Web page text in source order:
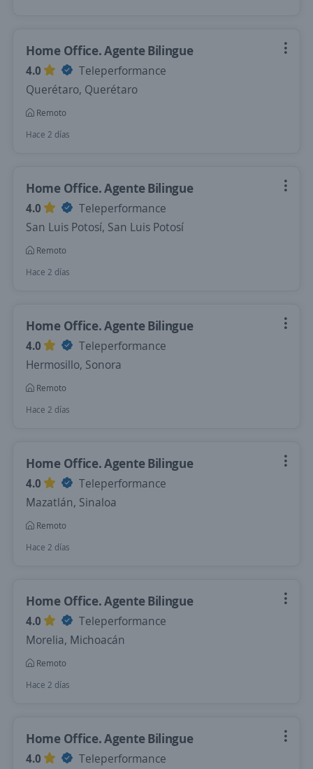
Home Office. Agente Bilingue
4.0
Teleperformance
Querétaro, Querétaro
Remoto
Hace 2 días
Home Office. Agente Bilingue
4.0
Teleperformance
San Luis Potosí, San Luis Potosí
Remoto
Hace 2 días
Home Office. Agente Bilingue
4.0
Teleperformance
Hermosillo, Sonora
Remoto
Hace 2 días
Home Office. Agente Bilingue
4.0
Teleperformance
Mazatlán, Sinaloa
Remoto
Hace 2 días
Home Office. Agente Bilingue
4.0
Teleperformance
Morelia, Michoacán
Remoto
Hace 2 días
Home Office. Agente Bilingue
4.0
Teleperformance